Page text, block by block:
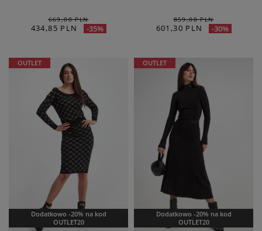
669,00 PLN
434,85 PLN -35%
859,00 PLN
601,30 PLN -30%
Dodatkowo -20% na kod
OUTLET20
OUTLET
Dodatkowo -20% na kod
OUTLET20
OUTLET